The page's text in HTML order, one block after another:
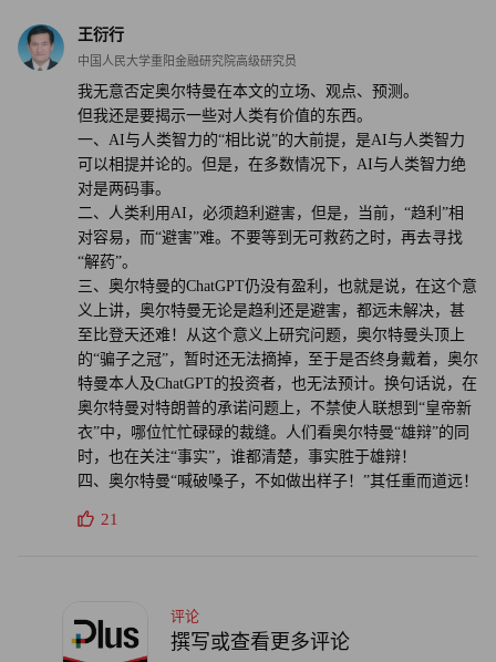
王衍行
中国人民大学重阳金融研究院高级研究员
我无意否定奥尔特曼在本文的立场、观点、预测。
但我还是要揭示一些对人类有价值的东西。
一、AI与人类智力的“相比说”的大前提，是AI与人类智力
可以相提并论的。但是，在多数情况下，AI与人类智力绝
对是两码事。
二、人类利用AI，必须趋利避害，但是，当前，“趋利”相
对容易，而“避害”难。不要等到无可救药之时，再去寻找
“解药”。
三、奥尔特曼的ChatGPT仍没有盈利，也就是说，在这个意
义上讲，奥尔特曼无论是趋利还是避害，都远未解决，甚
至比登天还难！从这个意义上研究问题，奥尔特曼头顶上
的“骗子之冠”，暂时还无法摘掉，至于是否终身戴着，奥尔
特曼本人及ChatGPT的投资者，也无法预计。换句话说，在
奥尔特曼对特朗普的承诺问题上，不禁使人联想到“皇帝新
衣”中，哪位忙忙碌碌的裁缝。人们看奥尔特曼“雄辩”的同
时，也在关注“事实”，谁都清楚，事实胜于雄辩！
四、奥尔特曼“喊破嗓子，不如做出样子！”其任重而道远！
21
评论
撰写或查看更多评论